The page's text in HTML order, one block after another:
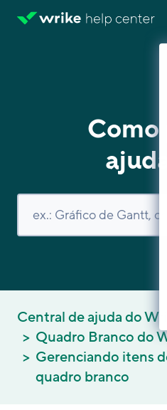
Como
Central de ajuda do
Quadro Branco do
Gerenciando itens
quadro branco